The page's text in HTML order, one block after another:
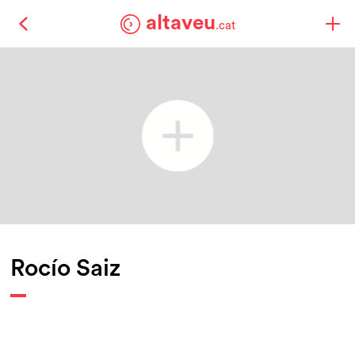
altaveu.cat
Rocío Saiz